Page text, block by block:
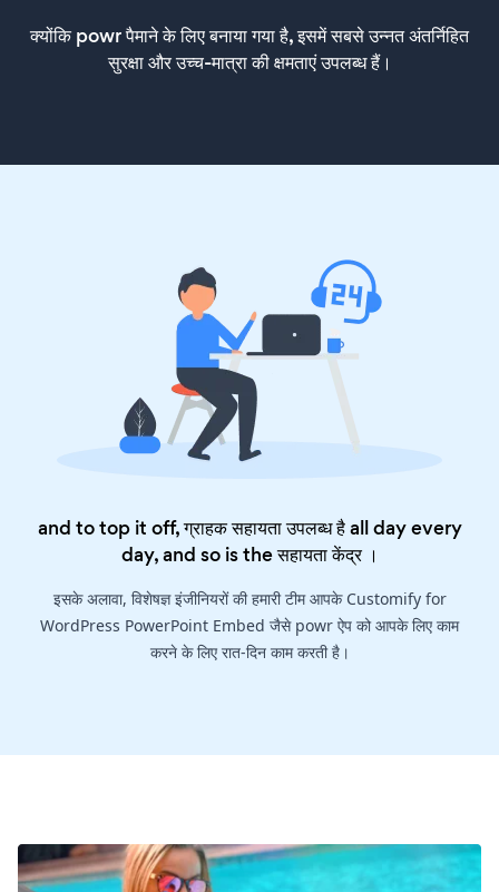
क्योंकि powr पैमाने के लिए बनाया गया है, इसमें सबसे उन्नत अंतर्निहित
सुरक्षा और उच्च-मात्रा की क्षमताएं उपलब्ध हैं।
and to top it off, ग्राहक सहायता उपलब्ध है all day every
day, and so is theसहायता केंद्र।
इसके अलावा, विशेषज्ञ इंजीनियरों की हमारी टीम आपके Customify for
WordPress PowerPoint Embed जैसे powr ऐप को आपके लिए काम
करने के लिए रात-दिन काम करती है।